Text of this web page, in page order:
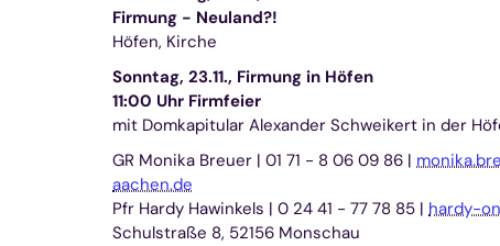
Firmung - Neuland?!
Höfen, Kirche
Sonntag, 23.11., Firmung in Höfen
11:00 Uhr Firmfeier
mit Domkapitular Alexander Schweikert in der
GR Monika Breuer | 01 71 - 8 06 09 86 |
aachen.de
Pfr Hardy Hawinkels | 0 24 41 - 77 78 85 | hardy-
Schulstraße 8, 52156 Monschau